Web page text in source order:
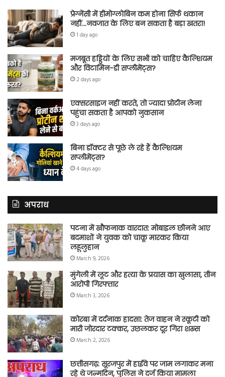
प्रेग्नेंसी में हीमोग्लोबिन कम होना सिर्फ थकान
नहीं…नवजात के लिए बन सकता है बड़ा खतरा!
1 day ago
मजबूत हड्डियों के लिए सभी को चाहिए कैल्शियम
और विटामिन-डी सप्लीमेंट्स?
2 days ago
एक्सरसाइज नहीं करते, तो ज्यादा प्रोटीन लेना
पहुंचा सकता है आपको नुकसान
3 days ago
बिना डॉक्टर से पूछे ले रहे हैं कैल्शियम
सप्लीमेंट्स?
4 days ago
अपराध
पटना में खौफनाक वारदात: मोबाइल छीनने आए
बदमाशों ने युवक को चाकू मारकर किया
लहूलुहान
March 9, 2026
मुंगेली में लूट और हत्या के प्रयास का खुलासा, तीन
आरोपी गिरफ्तार
March 3, 2026
कोरबा में दर्दनाक हादसा: तेज वाहन ने स्कूटी को
मारी जोरदार टक्कर, उछलकर दूर गिरा शख्स
March 2, 2026
छत्तीसगढ़: सूरजपुर में हाईवे पर जाम लगाकर मना
रहे थे जन्मदिन, पुलिस ने दर्ज किया मामला